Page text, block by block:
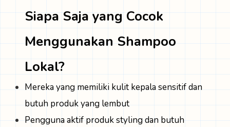
Siapa Saja yang Cocok
Menggunakan Shampoo
Lokal?
Mereka yang memiliki kulit kepala sensitif dan
butuh produk yang lembut
Pengguna aktif produk styling dan butuh